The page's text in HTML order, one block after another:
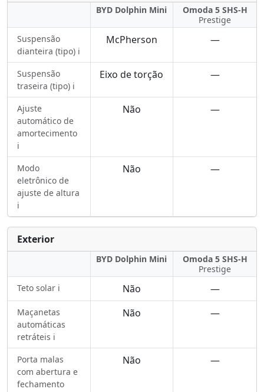
BYD Dolphin Mini
Omoda 5 SHS-H
Prestige
Suspensão
dianteira (tipo) ℹ️
McPherson —
Suspensão
traseira (tipo) ℹ️
Eixo de torção —
Ajuste
automático de
amortecimento
ℹ️
Não —
Modo
eletrônico de
ajuste de altura
ℹ️
Não —
Exterior
BYD Dolphin Mini
Omoda 5 SHS-H
Prestige
Teto solar ℹ️
Não —
Maçanetas
automáticas
retráteis ℹ️
Não —
Porta malas
com abertura e
fechamento
Não —